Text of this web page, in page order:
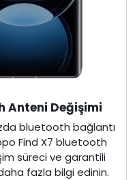
Anteni Değişimi
bluetooth bağlantı
Find X7 bluetooth
süreci ve garantili
fazla bilgi edinin.